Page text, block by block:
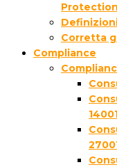
Corretta
Compliance